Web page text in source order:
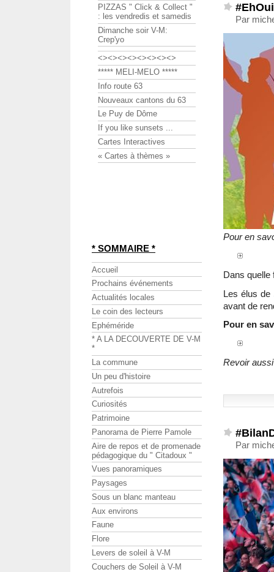
Par
Pour en
Dans quelle
Les élus de
avant de
Pour en
Revoir
Par
PIZZAS " Click & Collect "
: les vendredis et samedis
Dimanche soir V-M:
Crep'yo
<><><><><><><><>
***** MELI-MELO *****
Info route 63
Nouveaux cantons du 63
Le Puy de Dôme
If you like sunsets ...
Cartes Interactives
« Cartes à thèmes »
* SOMMAIRE *
Accueil
Prochains événements
Actualités locales
Le coin des lecteurs
Ephéméride
* A LA DECOUVERTE DE V-M
*
La commune
Un peu d'histoire
Autrefois
Curiosités
Patrimoine
Panorama de Pierre Pamole
Aire de repos et de promenade
pédagogique du " Citadoux "
Vues panoramiques
Paysages
Sous un blanc manteau
Aux environs
Faune
Flore
Levers de soleil à V-M
Couchers de Soleil à V-M